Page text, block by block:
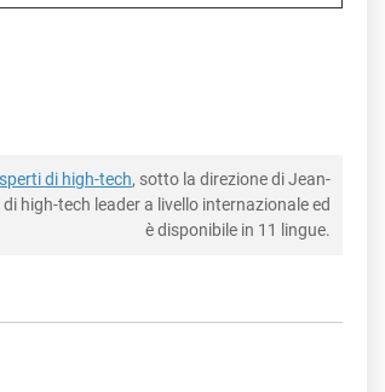
di high-tech, sotto la direzione di Jean-
high-tech leader a livello internazionale ed
è disponibile in 11 lingue.